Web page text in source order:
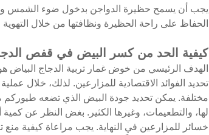
يجب أن يسمح حظيرة الدواجن بدخول ضوء الشمس
الحفاظ على راحة الحظيرة ونظافتها من خلال
كيفية الحد من كسر البيض في قفص
الهدف الرئيسي من خوض غمار تربية الدجاج البياض
تحديد الفوائد الاقتصادية للمزارعين. لذلك، خلال
مختلفة. يمكن تحديد جودة البيض الذي تضعه طيوركم
لها، والتطعيمات، وغيرها الكثير. بغض النظر عن
خسائر للمزارعين في النهاية. يجب مراعاة كيفية